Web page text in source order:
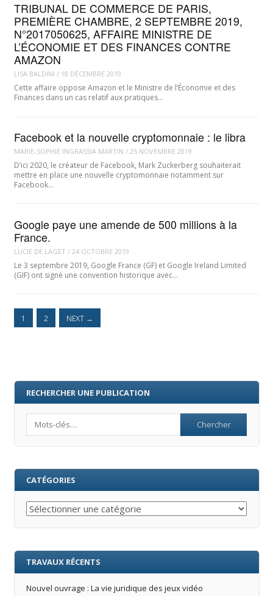
TRIBUNAL DE COMMERCE DE PARIS,
PREMIÈRE CHAMBRE, 2 SEPTEMBRE 2019,
N°2017050625, AFFAIRE MINISTRE DE
L’ÉCONOMIE ET DES FINANCES CONTRE
AMAZON
LISA BALDINI / 18 DÉCEMBRE 2019
Cette affaire oppose Amazon et le Ministre de l’Économie et des
Finances dans un cas relatif aux pratiques…
Facebook et la nouvelle cryptomonnaie : le libra
MARIE-SOPHIE INGRASSIA MARTIN / 25 NOVEMBRE 2019
D’ici 2020, le créateur de Facebook, Mark Zuckerberg souhaiterait
mettre en place une nouvelle cryptomonnaie notamment sur
Facebook…
Google paye une amende de 500 millions à la
France.
LUCIE DE LAGET / 24 OCTOBRE 2019
Le 3 septembre 2019, Google France (GF) et Google Ireland Limited
(GIF) ont signé une convention historique avec…
1 2 NEXT →
RECHERCHER UNE PUBLICATION
CATÉGORIES
Catégories
TRAVAUX RÉCENTS
Nouvel ouvrage : La vie juridique des jeux vidéo